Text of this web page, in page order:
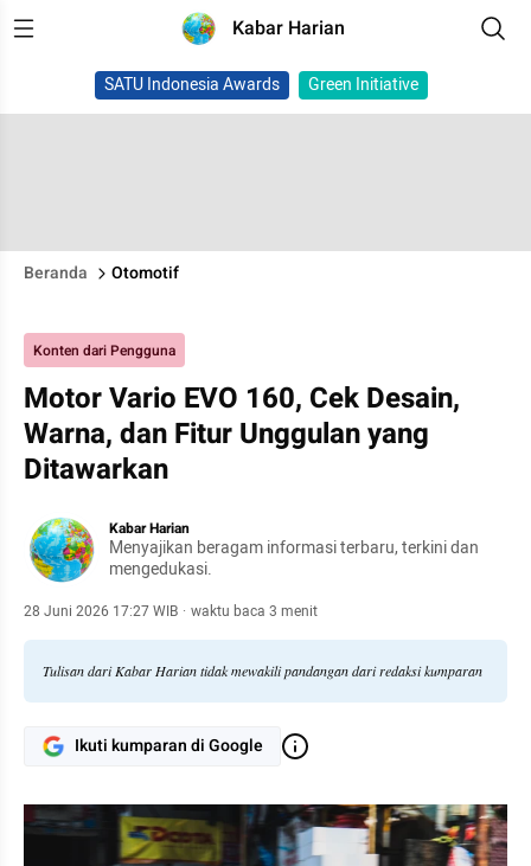
Kabar Harian
SATU Indonesia Awards Green Initiative
Beranda Otomotif
Konten dari Pengguna
Motor Vario EVO 160, Cek Desain,
Warna, dan Fitur Unggulan yang
Ditawarkan
Kabar Harian
Menyajikan beragam informasi terbaru, terkini dan
mengedukasi.
28 Juni 2026 17:27 WIB · waktu baca 3 menit
Tulisan dari Kabar Harian tidak mewakili pandangan dari redaksi kumparan
Ikuti kumparan di Google